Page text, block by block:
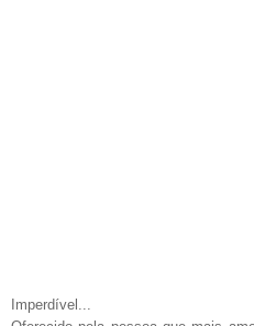
Imperdível...